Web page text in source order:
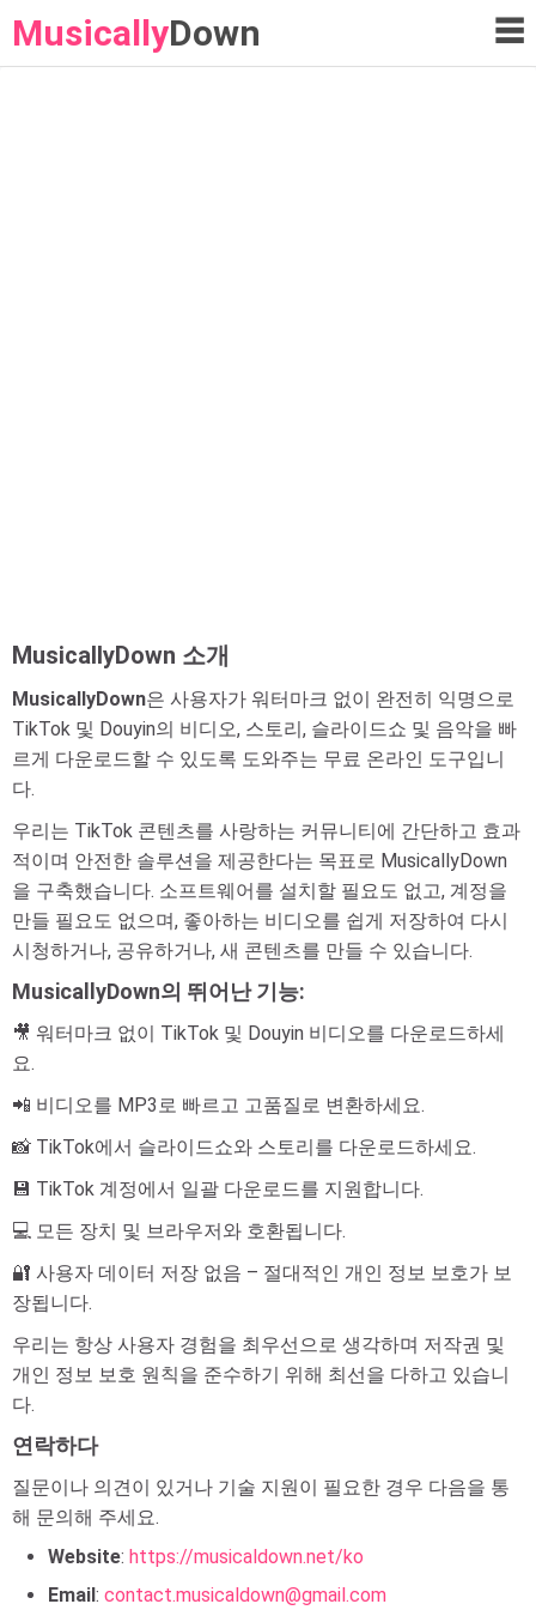
MusicallyDown ☰
MusicallyDown 소개
MusicallyDown은 사용자가 워터마크 없이 완전히 익명으로
TikTok 및 Douyin의 비디오, 스토리, 슬라이드쇼 및 음악을 빠
르게 다운로드할 수 있도록 도와주는 무료 온라인 도구입니
다.
우리는 TikTok 콘텐츠를 사랑하는 커뮤니티에 간단하고 효과
적이며 안전한 솔루션을 제공한다는 목표로 MusicallyDown
을 구축했습니다. 소프트웨어를 설치할 필요도 없고, 계정을
만들 필요도 없으며, 좋아하는 비디오를 쉽게 저장하여 다시
시청하거나, 공유하거나, 새 콘텐츠를 만들 수 있습니다.
MusicallyDown의 뛰어난 기능:
🎥 워터마크 없이 TikTok 및 Douyin 비디오를 다운로드하세
요.
📲 비디오를 MP3로 빠르고 고품질로 변환하세요.
📸 TikTok에서 슬라이드쇼와 스토리를 다운로드하세요.
💾 TikTok 계정에서 일괄 다운로드를 지원합니다.
💻 모든 장치 및 브라우저와 호환됩니다.
🔐 사용자 데이터 저장 없음 – 절대적인 개인 정보 보호가 보
장됩니다.
우리는 항상 사용자 경험을 최우선으로 생각하며 저작권 및
개인 정보 보호 원칙을 준수하기 위해 최선을 다하고 있습니
다.
연락하다
질문이나 의견이 있거나 기술 지원이 필요한 경우 다음을 통
해 문의해 주세요.
Website: https://musicaldown.net/ko
Email: contact.musicaldown@gmail.com